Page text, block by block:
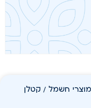
מוצרי חשמל / קטלן